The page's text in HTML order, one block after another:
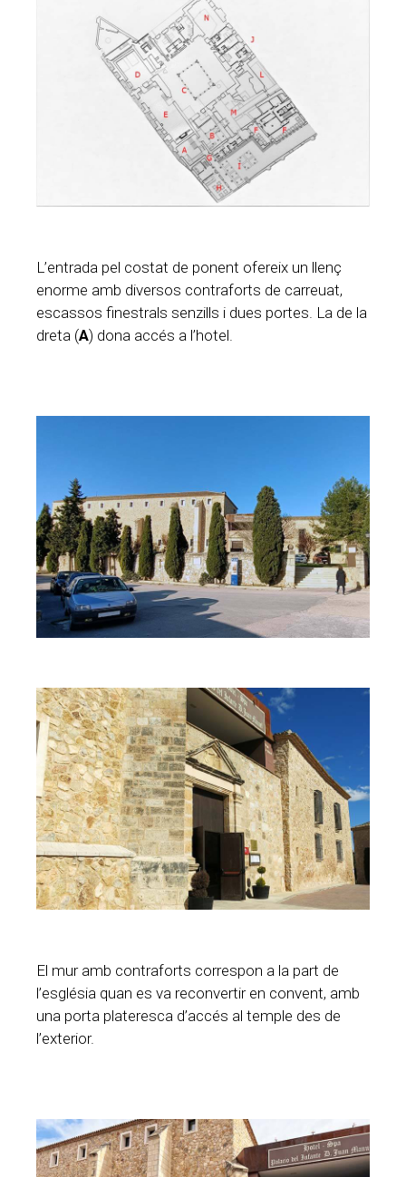
L’entrada pel costat de ponent ofereix un llenç
enorme amb diversos contraforts de carreuat,
escassos finestrals senzills i dues portes. La de la
dreta (A) dona accés a l’hotel.
El mur amb contraforts correspon a la part de
l’església quan es va reconvertir en convent, amb
una porta plateresca d’accés al temple des de
l’exterior.